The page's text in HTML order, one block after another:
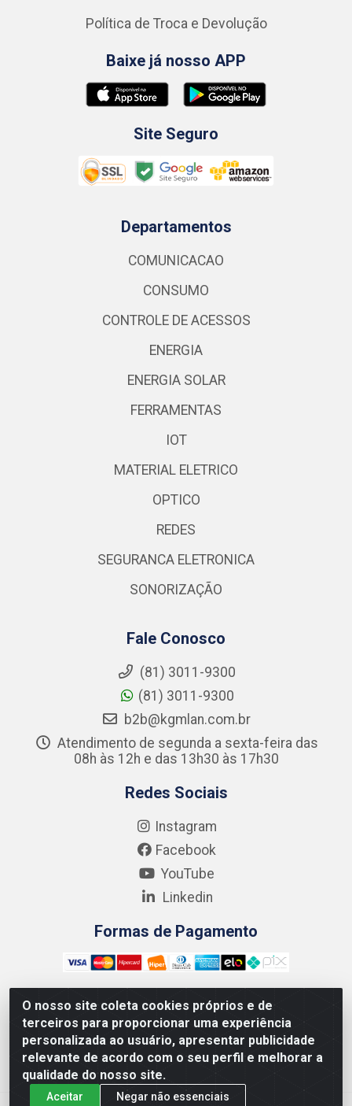
O nosso site coleta cookies próprios e de
terceiros para proporcionar uma experiência
personalizada ao usuário, apresentar publicidade
relevante de acordo com o seu perfil e melhorar a
qualidade do nosso site.
Aceitar Negar não essenciais
Política de Troca e Devolução
Baixe já nosso APP
Site Seguro
Departamentos
COMUNICACAO
CONSUMO
CONTROLE DE ACESSOS
ENERGIA
ENERGIA SOLAR
FERRAMENTAS
IOT
MATERIAL ELETRICO
OPTICO
REDES
SEGURANCA ELETRONICA
SONORIZAÇÃO
Fale Conosco
(81) 3011-9300
(81) 3011-9300
b2b@kgmlan.com.br
Atendimento de segunda a sexta-feira das
08h às 12h e das 13h30 às 17h30
Redes Sociais
Instagram
Facebook
YouTube
Linkedin
Formas de Pagamento
Kgmlan Distribuidora LTDA - CNPJ 18.217.682/0001-54 -
Rua Pedro de Barros Cavalcante, 58 - Bultrins, Olinda/PE
- CEP 53320-110